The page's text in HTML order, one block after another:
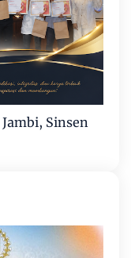
Sinsen